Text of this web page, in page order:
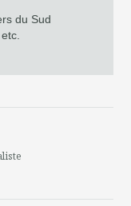
du Sud